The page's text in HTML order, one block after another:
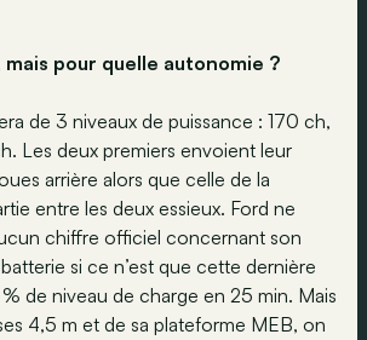
mais pour quelle autonomie ?
de 3 niveaux de puissance : 170 ch,
Les deux premiers envoient leur
arrière alors que celle de la
entre les deux essieux. Ford ne
chiffre officiel concernant son
si ce n’est que cette dernière
de niveau de charge en 25 min. Mais
4,5 m et de sa plateforme MEB, on